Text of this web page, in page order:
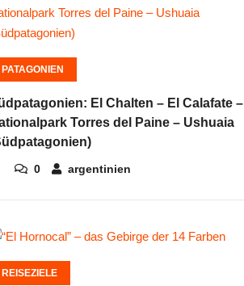
PATAGONIEN
El Chalten – El Calafate –
Torres del Paine – Ushuaia
0 argentinien
REISEZIELE